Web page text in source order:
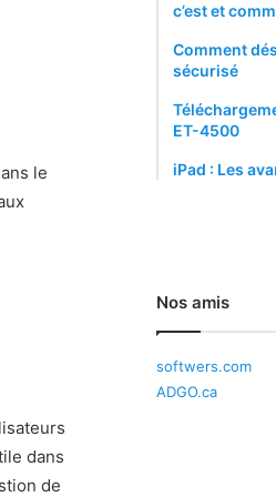
le
dans
de
c’est et
Comment
sécurisé
ET-4500
iPad : Les
Nos amis
softwers.com
ADGO.ca